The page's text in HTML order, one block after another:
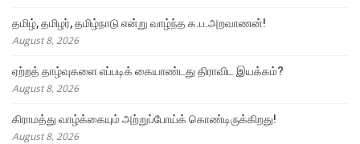
தமிழ், தமிழர், தமிழ்நாடு என்று வாழ்ந்த க.ப.அறவாணன்!
August 8, 2026
ஏற்றத் தாழ்வுகளை எப்படிக் கையாண்டது திராவிட இயக்கம்?
August 8, 2026
கிராமத்து வாழ்க்கையும் அற்றுப்போய்க் கொண்டிருக்கிறது!
August 8, 2026